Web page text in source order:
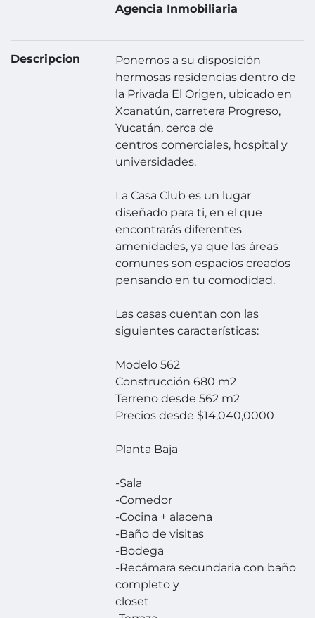
Agencia Inmobiliaria
Descripcion
Ponemos a su disposición
hermosas residencias dentro de
la Privada El Origen, ubicado en
Xcanatún, carretera Progreso,
Yucatán, cerca de
centros comerciales, hospital y
universidades.
La Casa Club es un lugar
diseñado para ti, en el que
encontrarás diferentes
amenidades, ya que las áreas
comunes son espacios creados
pensando en tu comodidad.
Las casas cuentan con las
siguientes características:
Modelo 562
Construcción 680 m2
Terreno desde 562 m2
Precios desde $14,040,0000
Planta Baja
-Sala
-Comedor
-Cocina + alacena
-Baño de visitas
-Bodega
-Recámara secundaria con baño
completo y
closet